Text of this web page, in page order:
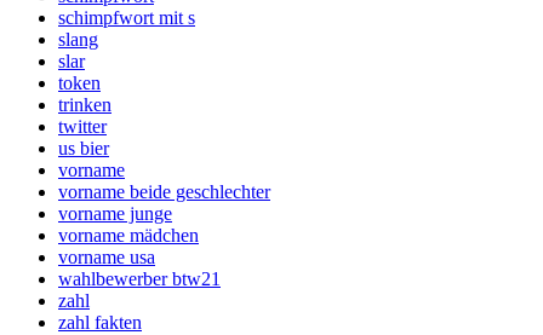
schimpfwort mit s
slang
slar
token
trinken
twitter
us bier
vorname
vorname beide geschlechter
vorname junge
vorname mädchen
vorname usa
wahlbewerber btw21
zahl
zahl fakten